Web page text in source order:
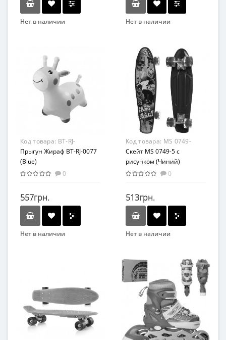
Нет в наличии
Возрастная группа
От 3 лет
Нет в наличии
Код товара: BT-RJ-
0077(Blue)
Прыгун Жираф BT-RJ-0077
(Blue)
0
557грн.
Нет в наличии
Материал
Резина
Код товара: MS 0749-
5(Blue)
Скейт MS 0749-5 с
рисунком (Чиний)
0
513грн.
Нет в наличии
Вид
Транспорт
Возраст
От 3-х лет
Материал
Металл/пластик